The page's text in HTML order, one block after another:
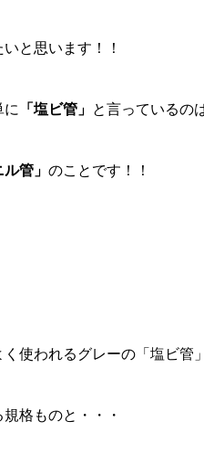
と思います！！
に 「塩ビ管」 と言っているの
管」 のことです！！
使われるグレーの「塩ビ管
格ものと・・・